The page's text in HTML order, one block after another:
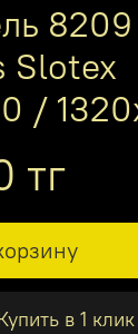
8209
Slotex
/
тг
в 1 клик